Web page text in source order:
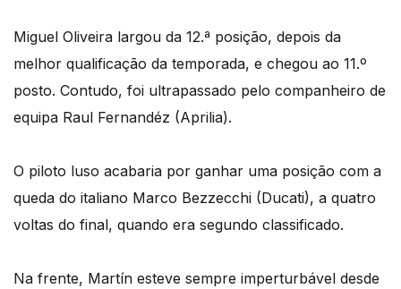
Miguel Oliveira largou da 12.ª posição, depois da
melhor qualificação da temporada, e chegou ao 11.º
posto. Contudo, foi ultrapassado pelo companheiro de
equipa Raul Fernandéz (Aprilia).
O piloto luso acabaria por ganhar uma posição com a
queda do italiano Marco Bezzecchi (Ducati), a quatro
voltas do final, quando era segundo classificado.
Na frente, Martín esteve sempre imperturbável desde